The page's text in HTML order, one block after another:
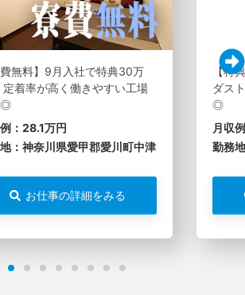
費無料】9月入社で特典30万
着率が高く働きやすい工場
◎
：28.1万円
：神奈川県愛甲郡愛川町中津
お仕事の詳細をみる
【特
ダス
◎
月収
勤務